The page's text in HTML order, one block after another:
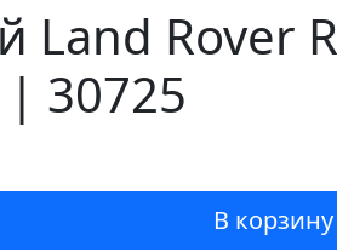
Land Rover
| 30725
В корзину